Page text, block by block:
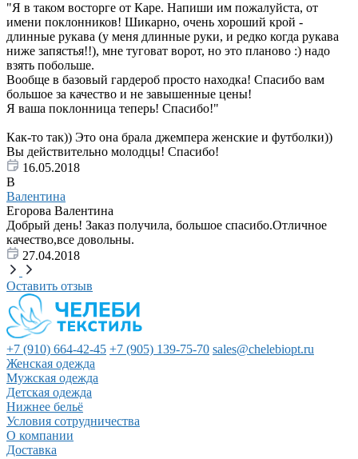
"Я в таком восторге от Каре. Напиши им пожалуйста, от
имени поклонников! Шикарно, очень хороший крой -
длинные рукава (у меня длинные руки, и редко когда рукава
ниже запястья!!), мне туговат ворот, но это планово :) надо
взять побольше.
Вообще в базовый гардероб просто находка! Спасибо вам
большое за качество и не завышенные цены!
Я ваша поклонница теперь! Спасибо!"
Как-то так)) Это она брала джемпера женские и футболки))
Вы действительно молодцы! Спасибо!
16.05.2018
В
Валентина
Егорова Валентина
Добрый день! Заказ получила, большое спасибо.Отличное
качество,все довольны.
27.04.2018
Оставить отзыв
+7 (910) 664-42-45 +7 (905) 139-75-70 sales@chelebiopt.ru
Женская одежда
Мужская одежда
Детская одежда
Нижнее бельё
Условия сотрудничества
О компании
Доставка